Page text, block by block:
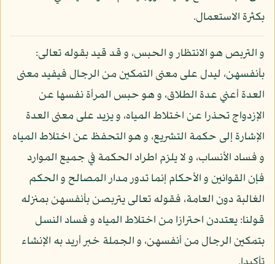
بكثرة الاستعمال.
و التربص هو الانتظار و الحبس، و قد قيد بقوله تعالى:
بأنفسهن، ليدل على معنى التمكين من الرجال فيفيد معنى
العدة أعني عدة الطلاق، و هو حبس المرأة نفسها عن
الإزدواج تحذرا عن اختلاط المياه، و يزيد على معنى العدة
الإشارة إلى حكمة التشريع، و هو التحفظ عن اختلاط المياه
و فساد الأنساب، و لا يلزم اطراد الحكمة في جميع الموارد
فإن القوانين و الأحكام إنما تدور مدار المصالح و الحكم
الغالبة دون العامة، فقوله تعالى يتربصن بأنفسهن بمنزله
قولنا: يعتددن احترازا من اختلاط المياه و فساد النسل
بتمكين الرجال من أنفسهن، و الجملة خبر أريد به الإنشاء